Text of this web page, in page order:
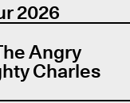
2026
Angry
Charles